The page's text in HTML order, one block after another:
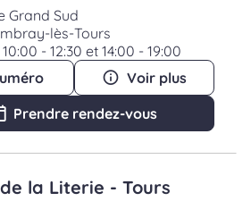
Grand Sud
lès-Tours
- 12:30 et 14:00 - 19:00
Voir plus
Prendre rendez-vous
la Literie - Tours